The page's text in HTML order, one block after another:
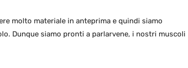
molto materiale in anteprima e quindi siamo
Dunque siamo pronti a parlarvene, i nostri muscoli